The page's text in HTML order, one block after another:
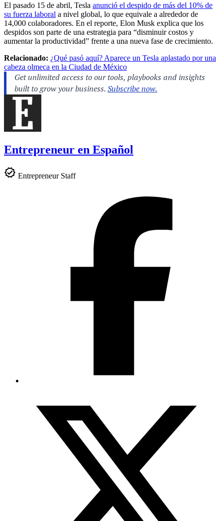
El pasado 15 de abril, Tesla anunció el despido de más del 10% de
su fuerza laboral a nivel global, lo que equivale a alrededor de
14,000 colaboradores. En el reporte, Elon Musk explica que los
despidos son parte de una estrategia para “disminuir costos y
aumentar la productividad” frente a una nueva fase de crecimiento.
Relacionado: ¿Qué pasó aquí? Aparece un Tesla aplastado por una
cabeza olmeca en la Ciudad de México
Entrepreneur en Español
Entrepreneur Staff